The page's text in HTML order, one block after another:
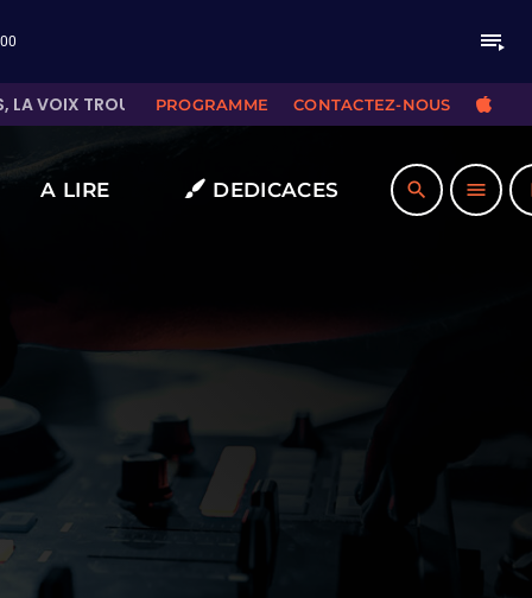
playlist_play
TROUVE SA PLACE CHA LAURA
PROGRAMME CONTACTEZ-NOUS
A LIRE DEDICACES search menu